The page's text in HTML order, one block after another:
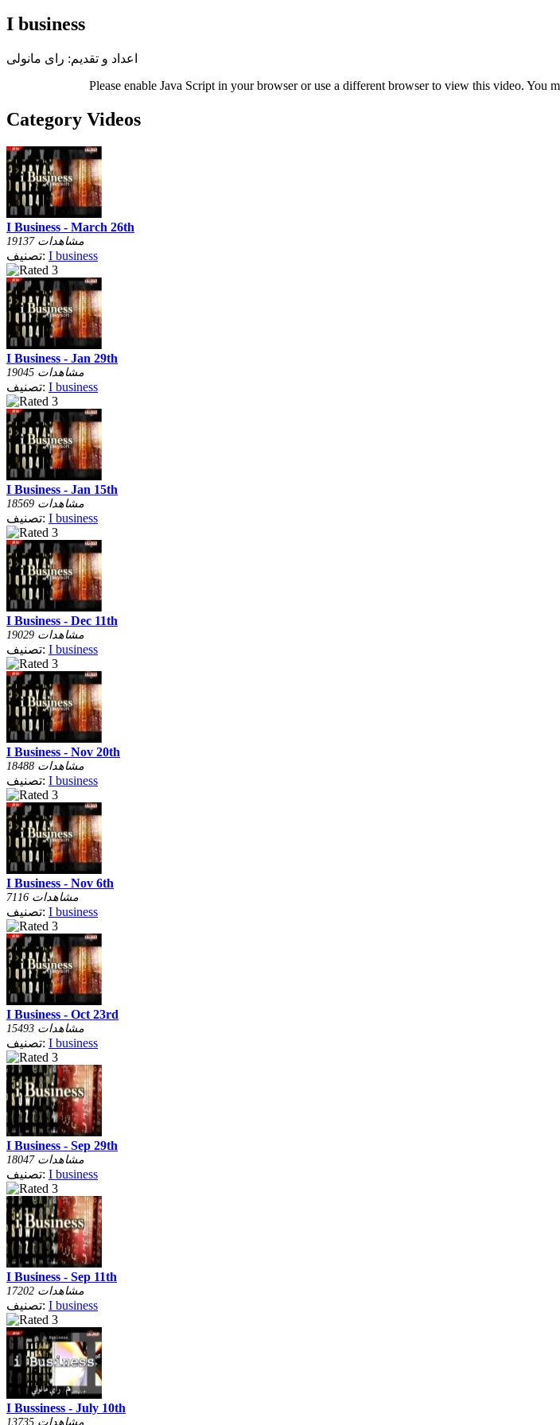
I business
اعداد و تقديم: راى مانولى
Please enable Java Script in your browser or use a different browser to view this video. You
Category Videos
I Business - March 26th
19137 مشاهدات
تصنيف: I business
I Business - Jan 29th
19045 مشاهدات
تصنيف: I business
I Business - Jan 15th
18569 مشاهدات
تصنيف: I business
I Business - Dec 11th
19029 مشاهدات
تصنيف: I business
I Business - Nov 20th
18488 مشاهدات
تصنيف: I business
I Business - Nov 6th
7116 مشاهدات
تصنيف: I business
I Business - Oct 23rd
15493 مشاهدات
تصنيف: I business
I Business - Sep 29th
18047 مشاهدات
تصنيف: I business
I Business - Sep 11th
17202 مشاهدات
تصنيف: I business
I Bussiness - July 10th
13735 مشاهدات